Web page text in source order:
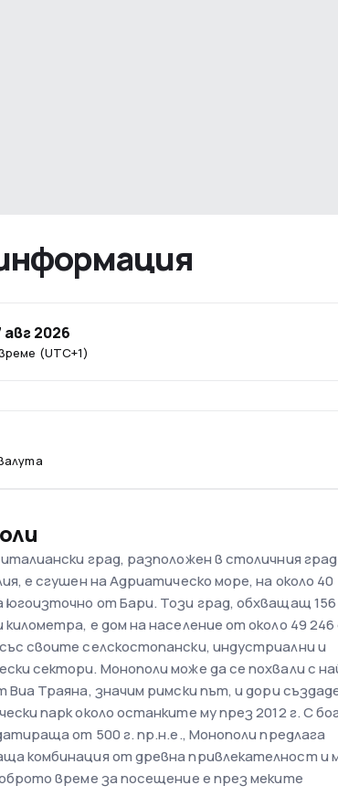
(UTC+1)
авг 2026
град, разположен в столичния
е сгушен на Адриатическо море, на около 40
югоизточно от Бари. Този град, обхващащ 156
е дом на население от около 49 246
своите селскостопански, индустриални и
сектори. Монополи може да се похвали с
Виа Траяна, значим римски път, и дори
парк около останките му през 2012 г. С
от 500 г. пр.н.е., Монополи предлага
комбинация от древна привлекателност и
време за посещение е през меките